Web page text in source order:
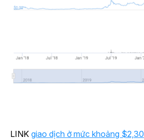
LINK giao dịch ở mức khoảng $2,30